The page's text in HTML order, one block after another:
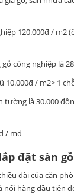
120.000đ / m2
công nghiệp là
10.000đ / m2> 1
tường là 30.000
/ md
đặt sàn gỗ
dài của căn
nối hàng đầu tiên